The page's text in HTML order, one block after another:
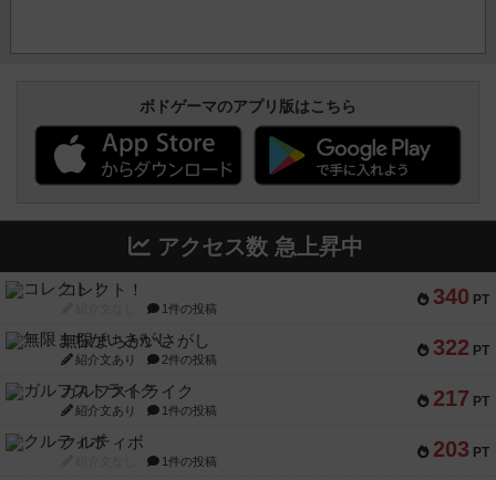
ボドゲーマのアプリ版はこちら
アクセス数 急上昇中
340 PT
コレクト！
1件の投稿
322 PT
無限まちがいさがし
紹介文あり 2件の投稿
217 PT
ガルフストライク
紹介文あり 1件の投稿
203 PT
クルティボ
1件の投稿